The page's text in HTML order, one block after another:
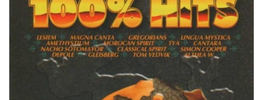
11.Toàn Bộ Đều Là Hit - 100% Hits Vol.11
12.Toàn Bộ Đều Là Hit - 100% Hits Vol.12